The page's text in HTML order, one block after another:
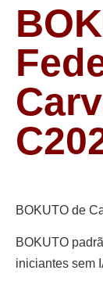
BOKUTO de
BOKUTO
iniciantes sem